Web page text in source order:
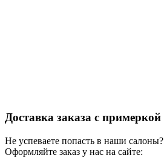
Доставка заказа с примеркой
Не успеваете попасть в наши салоны?
Оформляйте заказ у нас на сайте: